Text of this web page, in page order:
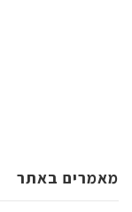
מאמרים באתר